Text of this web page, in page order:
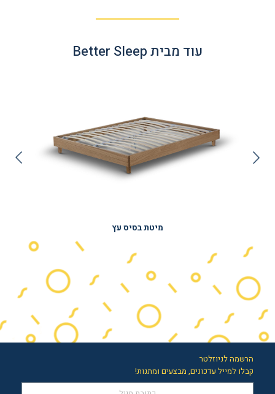
עוד מבית Better Sleep
מיטת בסיס עץ
הרשמה לניוזלטר
קבלו למייל עדכונים, מבצעים ומתנות!